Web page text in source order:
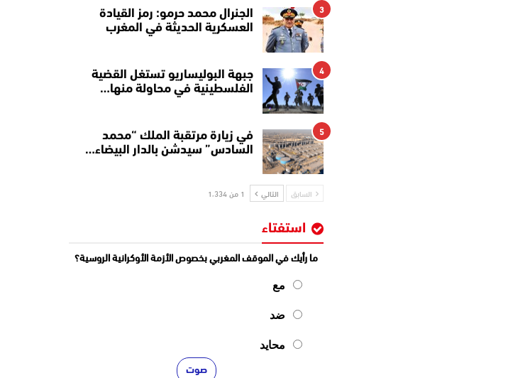
3
الجنرال محمد حرمو: رمز القيادة
العسكرية الحديثة في المغرب
4
جبهة البوليساريو تستغل القضية
الفلسطينية في محاولة منها…
5
في زيارة مرتقبة الملك “محمد
السادس” سيدشن بالدار البيضاء…
السابق التالي 1 من 1٬334
استفتاء
ما رأيك في الموقف المغربي بخصوص الأزمة الأوكرانية الروسية؟
مع
ضد
محايد